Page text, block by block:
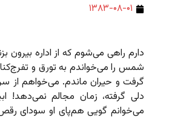
۱۳۸۳-۰۸-۰۱
دارم راهی می‌شوم که از اداره بیرون
شمس را می‌خواندم به تورق و
گرفت و حیران ماندم. می‌خواهم از
دلی گرفته، زمان مجالم نمی‌دهد!
می‌خوانم گویی هم‌پای او سودای